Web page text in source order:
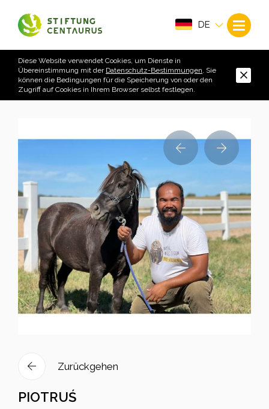
DE
Diese Website verwendet Cookies, um Dienste in
Übereinstimmung mit der Datenschutz-Bestimmungen. Sie
können die Bedingungen für die Speicherung von oder den
Zugriff auf Cookies in Ihrem Browser selbst festlegen.
Zurückgehen
PIOTRUŚ